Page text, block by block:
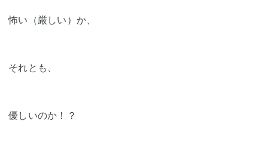
怖い（厳しい）か、
それとも、
優しいのか！？